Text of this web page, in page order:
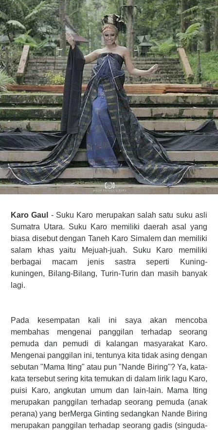
Karo Gaul
- Suku Karo merupakan salah satu suku asli
Sumatra Utara. Suku Karo memiliki daerah asal yang
biasa disebut dengan Taneh Karo Simalem dan memiliki
salam khas yaitu Mejuah-juah. Suku Karo memiliki
berbagai macam jenis sastra seperti
Kuning-
kuningen, Bilang-Bilang, Turin-Turin dan masih banyak
lagi.
Pada kesempatan kali ini saya akan mencoba
membahas mengenai panggilan terhadap seorang
pemuda dan pemudi di kalangan masyarakat Karo.
Mengenai panggilan ini, tentunya kita tidak asing dengan
sebutan "Mama Iting" atau pun "Nande Biring"? Ya, kata-
kata tersebut sering kita temukan di dalam lirik lagu Karo,
puisi Karo, angkutan umum dan lain-lain. Mama Iting
merupakan panggilan terhadap seorang pemuda (anak
perana) yang berMerga Ginting sedangkan Nande Biring
merupakan panggilan terhadap seorang gadis (singuda-